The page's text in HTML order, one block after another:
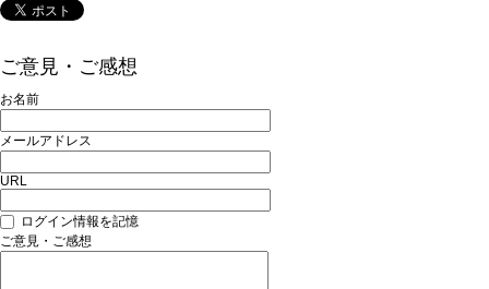
ご意見・ご感想
お名前
メールアドレス
URL
ログイン情報を記憶
ご意見・ご感想